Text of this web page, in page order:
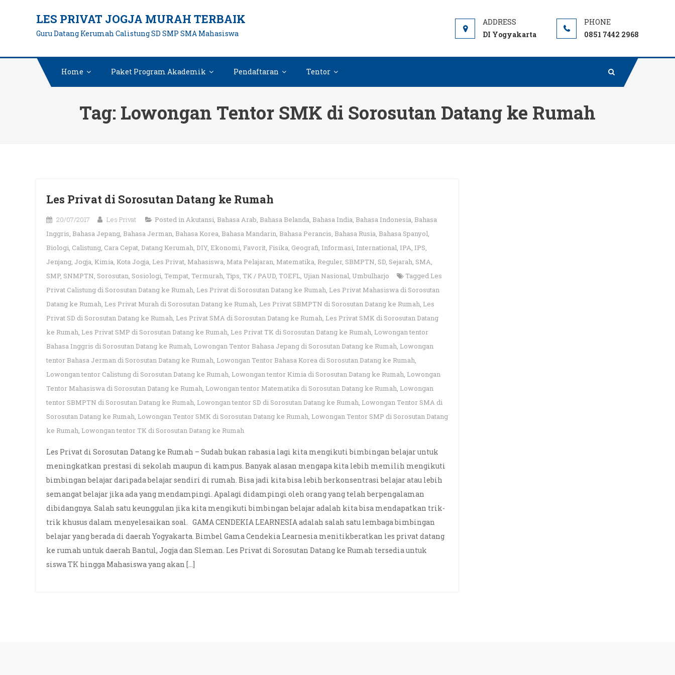
LES PRIVAT JOGJA MURAH TERBAIK
Guru Datang Kerumah Calistung SD SMP SMA Mahasiswa DI Yogyakarta 0851 7442 2968
Home Paket Program Akademik Pendaftaran Tentor
Tag: Lowongan Tentor SMK di Sorosutan Datang ke Rumah
Les Privat di Sorosutan Datang ke Rumah
20/07/2017 Les Privat Posted inAkutansi, Bahasa Arab, Bahasa Belanda, Bahasa India, Bahasa Indonesia, Bahasa
Inggris, Bahasa Jepang, Bahasa Jerman, Bahasa Korea, Bahasa Mandarin, Bahasa Perancis, Bahasa Rusia, Bahasa Spanyol,
Biologi, Calistung, Cara Cepat, Datang Kerumah, DIY, Ekonomi, Favorit, Fisika, Geografi, Informasi, International, IPA, IPS,
Jenjang, Jogja, Kimia, Kota Jogja, Les Privat, Mahasiswa, Mata Pelajaran, Matematika, Reguler, SBMPTN, SD, Sejarah, SMA,
SMP, SNMPTN, Sorosutan, Sosiologi, Tempat, Termurah, Tips, TK / PAUD, TOEFL, Ujian Nasional, Umbulharjo Tagged Les
Privat Calistung di Sorosutan Datang ke Rumah, Les Privat di Sorosutan Datang ke Rumah, Les Privat Mahasiswa di Sorosutan
Datang ke Rumah, Les Privat Murah di Sorosutan Datang ke Rumah, Les Privat SBMPTN di Sorosutan Datang ke Rumah, Les
Privat SD di Sorosutan Datang ke Rumah, Les Privat SMA di Sorosutan Datang ke Rumah, Les Privat SMK di Sorosutan Datang
ke Rumah, Les Privat SMP di Sorosutan Datang ke Rumah, Les Privat TK di Sorosutan Datang ke Rumah, Lowongan tentor
Bahasa Inggris di Sorosutan Datang ke Rumah, Lowongan Tentor Bahasa Jepang di Sorosutan Datang ke Rumah, Lowongan
tentor Bahasa Jerman di Sorosutan Datang ke Rumah, Lowongan Tentor Bahasa Korea di Sorosutan Datang ke Rumah,
Lowongan tentor Calistung di Sorosutan Datang ke Rumah, Lowongan tentor Kimia di Sorosutan Datang ke Rumah, Lowongan
Tentor Mahasiswa di Sorosutan Datang ke Rumah, Lowongan tentor Matematika di Sorosutan Datang ke Rumah, Lowongan
tentor SBMPTN di Sorosutan Datang ke Rumah, Lowongan tentor SD di Sorosutan Datang ke Rumah, Lowongan Tentor SMA di
Sorosutan Datang ke Rumah, Lowongan Tentor SMK di Sorosutan Datang ke Rumah, Lowongan Tentor SMP di Sorosutan Datang
ke Rumah, Lowongan tentor TK di Sorosutan Datang ke Rumah
Les Privat di Sorosutan Datang ke Rumah – Sudah bukan rahasia lagi kita mengikuti bimbingan belajar untuk
meningkatkan prestasi di sekolah maupun di kampus. Banyak alasan mengapa kita lebih memilih mengikuti
bimbingan belajar daripada belajar sendiri di rumah. Bisa jadi kita bisa lebih berkonsentrasi belajar atau lebih
semangat belajar jika ada yang mendampingi. Apalagi didampingi oleh orang yang telah berpengalaman
dibidangnya. Salah satu keunggulan jika kita mengikuti bimbingan belajar adalah kita bisa mendapatkan trik-
trik khusus dalam menyelesaikan soal. GAMA CENDEKIA LEARNESIA adalah salah satu lembaga bimbingan
belajar yang berada di daerah Yogyakarta. Bimbel Gama Cendekia Learnesia menitikberatkan les privat datang
ke rumah untuk daerah Bantul, Jogja dan Sleman. Les Privat di Sorosutan Datang ke Rumah tersedia untuk
siswa TK hingga Mahasiswa yang akan […]